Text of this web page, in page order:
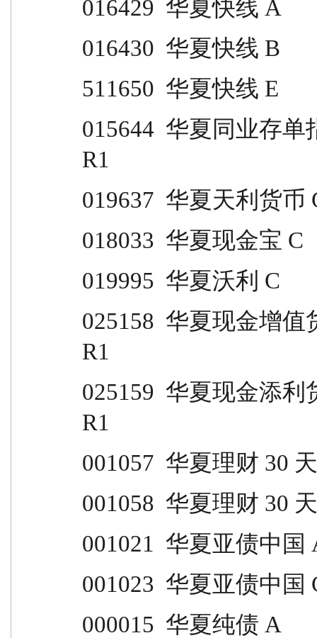
016429  华夏快线 A
016430  华夏快线 B
511650  华夏快线 E
015644  华夏同业存单
R1
019637  华夏天利货币
018033  华夏现金宝 C
019995  华夏沃利 C
025158  华夏现金增值
R1
025159  华夏现金添利
R1
001057  华夏理财 30
001058  华夏理财 30
001021  华夏亚债中国
001023  华夏亚债中国
000015  华夏纯债 A